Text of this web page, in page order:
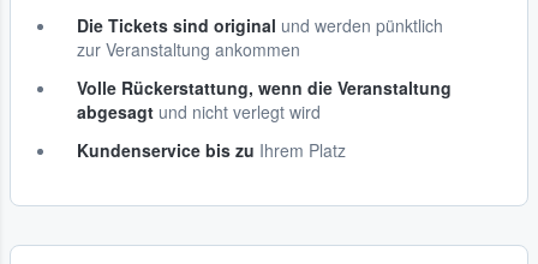
Die Tickets sind original und werden pünktlich
zur Veranstaltung ankommen
Volle Rückerstattung, wenn die Veranstaltung
abgesagt und nicht verlegt wird
Kundenservice bis zu Ihrem Platz